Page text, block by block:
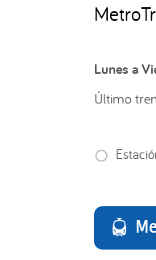
Lunes a
Último